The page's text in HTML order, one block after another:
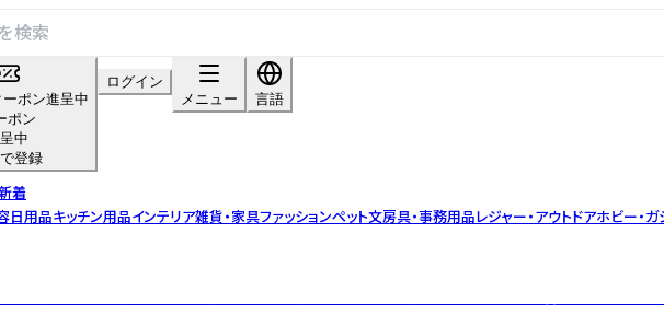
ポン進呈中
ポン
中
登録
ログイン
メニュー
言語
着
日用品キッチン用品インテリア雑貨・家具ファッションペット文房具・事務用品レジャー・アウトドアホビー・ガ